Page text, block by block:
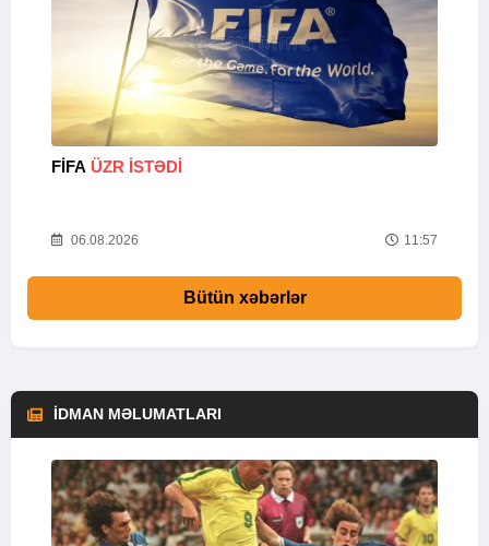
FİFA ÜZR İSTƏDİ
06.08.2026 11:57
Bütün xəbərlər
İDMAN MƏLUMATLARI